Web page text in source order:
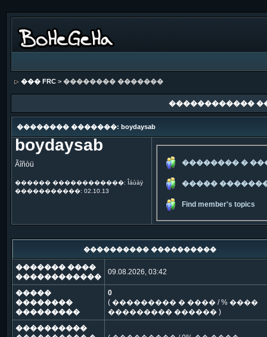
��� FRC> �������� �������
������������
�������� �������: boydaysab
boydaysab
Ãîñòü
������ ������������: Îáùàÿ
�����������: 02.10.13
�������� �
�����
Find member's topics
���������� ����������
������� ����
������������
09.08.2026, 03:42
�����
��������
���������
0
( ��������� � ���� / % ����
��������� ������ )
����������